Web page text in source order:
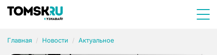
Главная Новости Актуальное